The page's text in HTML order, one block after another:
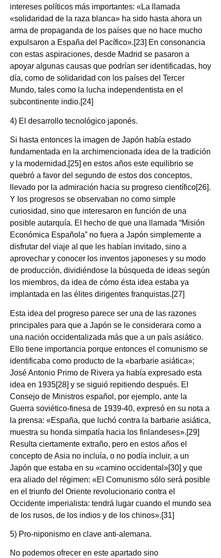
intereses políticos más importantes: «La llamada
«solidaridad de la raza blanca» ha sido hasta ahora un
arma de propaganda de los países que no hace mucho
expulsaron a España del Pacífico».[23] En consonancia
con estas aspiraciones, desde Madrid se pasaron a
apoyar algunas causas que podrían ser identificadas, hoy
día, como de solidaridad con los países del Tercer
Mundo, tales como la lucha independentista en el
subcontinente indio.[24]
4) El desarrollo tecnológico japonés.
Si hasta entonces la imagen de Japón había estado
fundamentada en la archimencionada idea de la tradición
y la modernidad,[25] en estos años este equilibrio se
quebró a favor del segundo de estos dos conceptos,
llevado por la admiración hacia su progreso científico[26].
Y los progresos se observaban no como simple
curiosidad, sino que interesaron en función de una
posible autarquía. El hecho de que una llamada “Misión
Económica Española” no fuera a Japón simplemente a
disfrutar del viaje al que les habían invitado, sino a
aprovechar y conocer los inventos japoneses y su modo
de producción, dividiéndose la búsqueda de ideas según
los miembros, da idea de cómo ésta idea estaba ya
implantada en las élites dirigentes franquistas.[27]
Esta idea del progreso parece ser una de las razones
principales para que a Japón se le considerara como a
una nación occidentalizada más que a un país asiático.
Ello tiene importancia porque entonces el comunismo se
identificaba como producto de la «barbarie asiática»;
José Antonio Primo de Rivera ya había expresado esta
idea en 1935[28] y se siguió repitiendo después. El
Consejo de Ministros español, por ejemplo, ante la
Guerra soviético-finesa de 1939-40, expresó en su nota a
la prensa: «España, que luchó contra la barbarie asiática,
muestra su honda simpatía hacia los finlandeses».[29]
Resulta ciertamente extraño, pero en estos años el
concepto de Asia no incluía, o no podía incluir, a un
Japón que estaba en su «camino occidental»[30] y que
era aliado del régimen: «El Comunismo sólo será posible
en el triunfo del Oriente revolucionario contra el
Occidente imperialista: tendrá lugar cuando el mundo sea
de los rusos, de los indios y de los chinos».[31]
5) Pro-niponismo en clave anti-alemana.
No podemos ofrecer en este apartado sino